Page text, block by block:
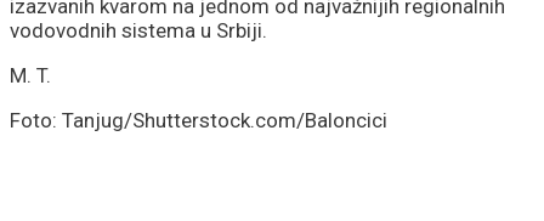
izazvanih kvarom na jednom od najvažnijih regionalnih
vodovodnih sistema u Srbiji.
M. T.
Foto: Tanjug/Shutterstock.com/Baloncici